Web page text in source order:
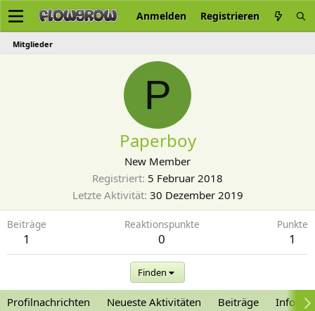
Anmelden Registrieren
Mitglieder
P
Paperboy
New Member
Registriert 5 Februar 2018
Letzte Aktivität 30 Dezember 2019
Beiträge
1
Reaktionspunkte
0
Punkte
1
Finden
Profilnachrichten Neueste Aktivitäten Beiträge